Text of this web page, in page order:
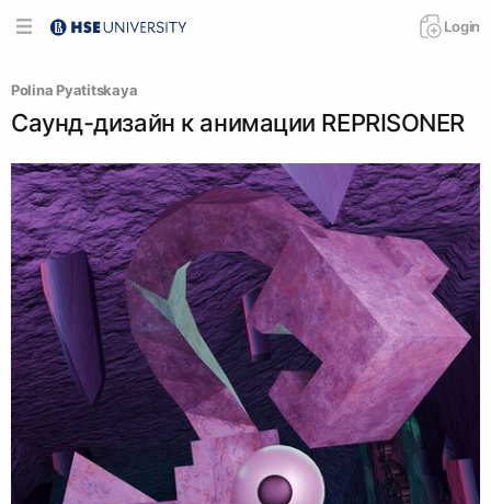
Login
Polina Pyatitskaya
Саунд-дизайн к анимации REPRISONER